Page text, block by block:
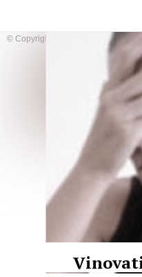
© Copyright: